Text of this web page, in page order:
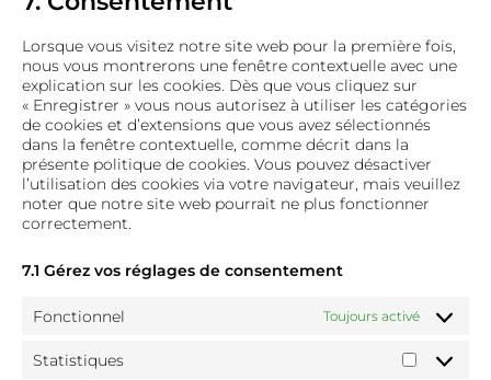
Lorsque vous visitez notre site web pour la première fois,
nous vous montrerons une fenêtre contextuelle avec une
explication sur les cookies. Dès que vous cliquez sur
« Enregistrer » vous nous autorisez à utiliser les catégories
de cookies et d’extensions que vous avez sélectionnés
dans la fenêtre contextuelle, comme décrit dans la
présente politique de cookies. Vous pouvez désactiver
l’utilisation des cookies via votre navigateur, mais veuillez
noter que notre site web pourrait ne plus fonctionner
correctement.
7.1 Gérez vos réglages de consentement
Fonctionnel Toujours activé
Statistiques